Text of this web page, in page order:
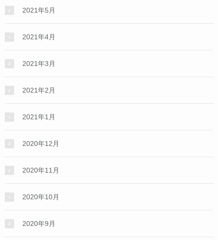
2021年5月
2021年4月
2021年3月
2021年2月
2021年1月
2020年12月
2020年11月
2020年10月
2020年9月